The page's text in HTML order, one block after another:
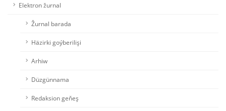
Elektron žurnal
Žurnal barada
Häzirki goýberilişi
Arhiw
Düzgünnama
Redaksion geňeş